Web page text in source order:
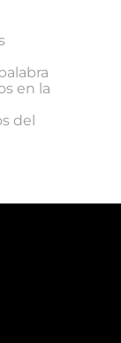
en la
del